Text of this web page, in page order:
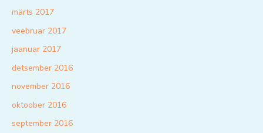
märts 2017
veebruar 2017
jaanuar 2017
detsember 2016
november 2016
oktoober 2016
september 2016